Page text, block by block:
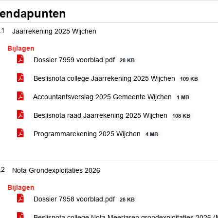
Jaarrekening 2025 Wijchen
Bijlagen
Dossier 7959 voorblad.pdf
28 KB
Beslisnota college Jaarrekening 2025 Wijchen 109 KB
Accountantsverslag 2025 Gemeente Wijchen 1 MB
Beslisnota raad Jaarrekening 2025 Wijchen 108 KB
Programmarekening 2025 Wijchen 4 MB
Nota Grondexploitaties 2026
Bijlagen
Dossier 7958 voorblad.pdf
28 KB